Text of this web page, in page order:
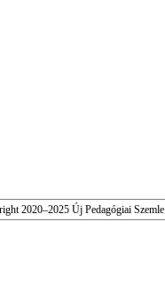
2020–2025 Új Pedagógiai Szemle